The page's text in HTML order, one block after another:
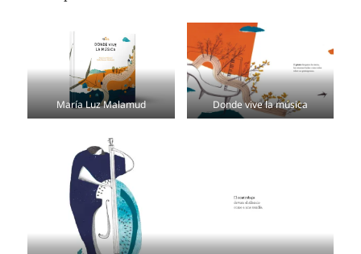
María Luz Malamud Donde vive la música